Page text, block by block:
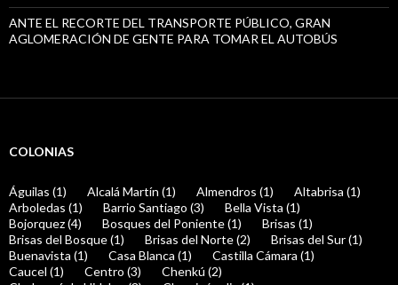
ANTE EL RECORTE DEL TRANSPORTE PÚBLICO, GRAN
AGLOMERACIÓN DE GENTE PARA TOMAR EL AUTOBÚS
COLONIAS
Águilas (1) Alcalá Martín (1) Almendros (1)
Altabrisa (1)
Arboledas (1)
Barrio Santiago (3)
Bella Vista (1)
Bojorquez (4)
Bosques del Poniente (1)
Brisas (1)
Brisas del Bosque (1)
Brisas del Norte (2)
Brisas del Sur (1)
Buenavista (1)
Casa Blanca (1)
Castilla Cámara (1)
Caucel (1)
Centro (3)
Chenkú (2)